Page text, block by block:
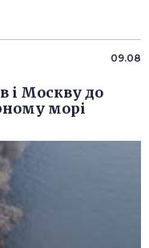
09.08
і Москву до
морі